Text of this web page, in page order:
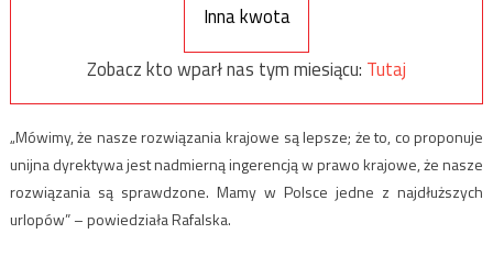
Inna kwota
Zobacz kto wparł nas tym miesiącu: Tutaj
„Mówimy, że nasze rozwiązania krajowe są lepsze; że to, co proponuje
unijna dyrektywa jest nadmierną ingerencją w prawo krajowe, że nasze
rozwiązania są sprawdzone. Mamy w Polsce jedne z najdłuższych
urlopów” – powiedziała Rafalska.